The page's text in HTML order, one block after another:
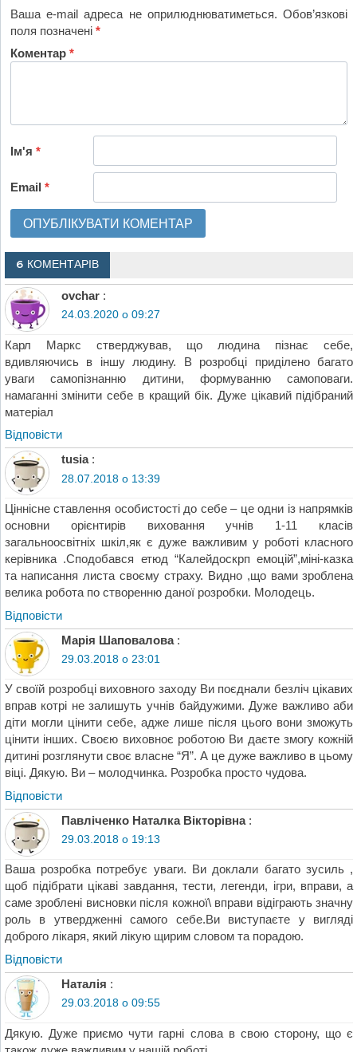
Ваша e-mail адреса не оприлюднюватиметься. Обов’язкові
поля позначені*
Коментар*
Ім'я*
Email*
6 КОМЕНТАРІВ
ovchar :
24.03.2020 о 09:27
Карл Маркс стверджував, що людина пізнає себе,
вдивляючись в іншу людину. В розробці приділено багато
уваги самопізнанню дитини, формуванню самоповаги.
намаганні змінити себе в кращий бік. Дуже цікавий підібраний
матеріал
Відповіcти
tusia :
28.07.2018 о 13:39
Ціннісне ставлення особистості до себе – це одни із напрямків
основни орієнтирів виховання учнів 1-11 класів
загальноосвітніх шкіл,як є дуже важливим у роботі класного
керівника .Сподобався етюд “Калейдоскрп емоцій”,міні-казка
та написання листа своєму страху. Видно ,що вами зроблена
велика робота по створенню даної розробки. Молодець.
Відповіcти
Марія Шаповалова :
29.03.2018 о 23:01
У своїй розробці виховного заходу Ви поєднали безліч цікавих
вправ котрі не залишуть учнів байдужими. Дуже важливо аби
діти могли цінити себе, адже лише після цього вони зможуть
цінити інших. Своєю виховноє роботою Ви даєте змогу кожній
дитині розглянути своє власне “Я”. А це дуже важливо в цьому
віці. Дякую. Ви – молодчинка. Розробка просто чудова.
Відповіcти
Павліченко Наталка Вікторівна :
29.03.2018 о 19:13
Ваша розробка потребує уваги. Ви доклали багато зусиль ,
щоб підібрати цікаві завдання, тести, легенди, ігри, вправи, а
саме зроблені висновки після кожної\ вправи відіграють значну
роль в утвердженні самого себе.Ви виступаєте у вигляді
доброго лікаря, який лікую щирим словом та порадою.
Відповіcти
Наталія :
29.03.2018 о 09:55
Дякую. Дуже приємо чути гарні слова в свою сторону, що є